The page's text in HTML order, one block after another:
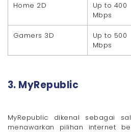
Home 2D
Up to 400
Mbps
Gamers 3D
Up to 500
Mbps
3. MyRepublic
MyRepublic dikenal sebagai
menawarkan pilihan internet